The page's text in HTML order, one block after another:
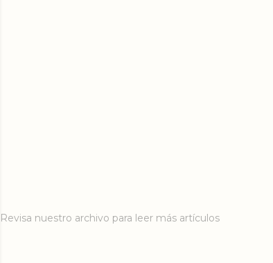
Revisa nuestro archivo para leer más artículos